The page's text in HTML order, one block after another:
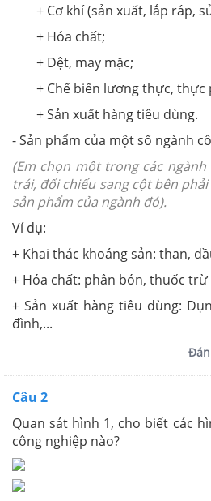
+ Cơ khí (sản xuất, lắp ráp,
+ Hóa chất;
+ Dệt, may mặc;
+ Chế biến lương thực, thực
+ Sản xuất hàng tiêu dùng.
- Sản phẩm của một số ngành
(Em chọn một trong các
trái, đối chiếu sang cột bên
sản phẩm của ngành đó).
Ví dụ:
+ Khai thác khoáng sản: than,
+ Hóa chất: phân bón, thuốc trừ
+ Sản xuất hàng tiêu dùng:
đình,...
Câu 2
Quan sát hình 1, cho biết các
công nghiệp nào?